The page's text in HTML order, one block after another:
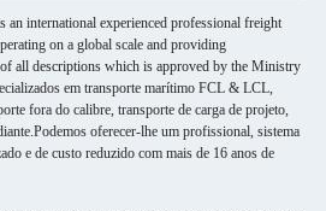
an international experienced professional freight
on a global scale and providing
all descriptions which is approved by the Ministry
em transporte marítimo FCL & LCL,
fora do calibre, transporte de carga de projeto,
oferecer-lhe um profissional, sistema
e de custo reduzido com mais de 16 anos de